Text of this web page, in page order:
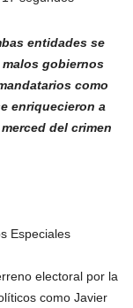
entidades se
gobiernos
como
enriquecieron a
del crimen
Especiales
electoral por la
como Javier